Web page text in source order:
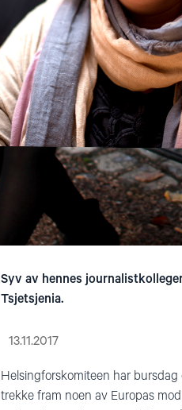
Syv av hennes
Tsjetsjenia.
13.11.2017
Helsingforskomiteen har
trekke fram noen av Europas